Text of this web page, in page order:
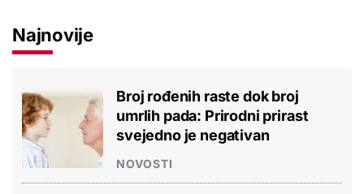
Najnovije
Broj rođenih raste dok broj
umrlih pada: Prirodni prirast
svejedno je negativan
NOVOSTI